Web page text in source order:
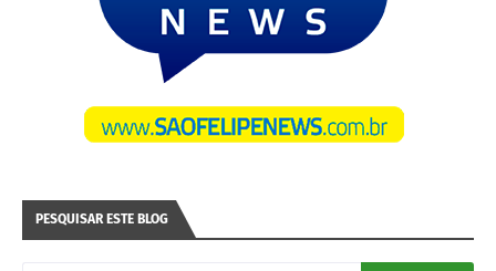
PESQUISAR ESTE BLOG